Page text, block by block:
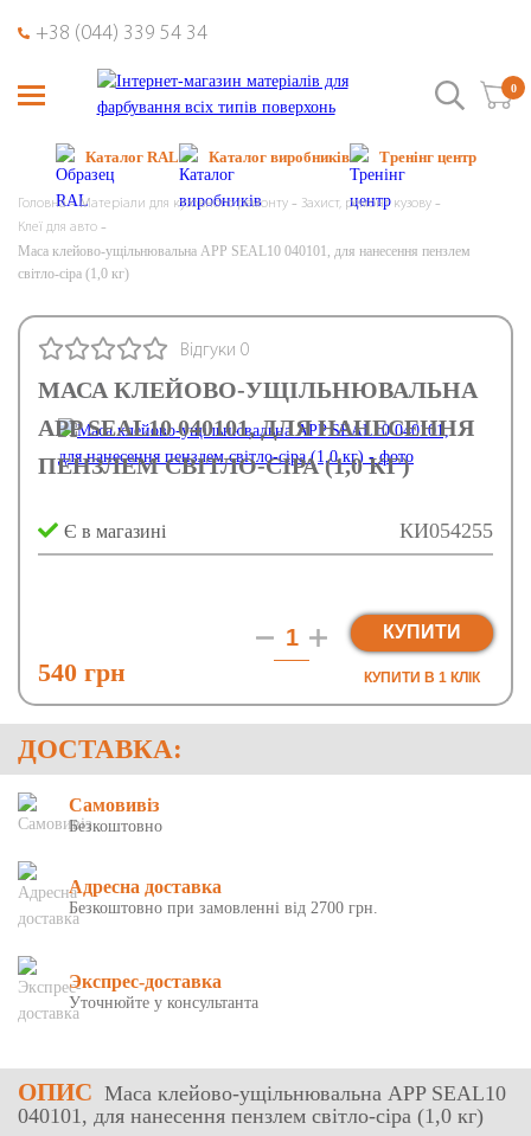
+38 (044) 339 54 34
0
Каталог RAL Каталог виробників Тренінг центр
Головна Матеріали для кузовного ремонту
Захист, ремонт кузову
Клеї для авто
Маса клейово-ущільнювальна APP SEAL10 040101, для нанесення пензлем
світло-сіра (1,0 кг)
МАСА КЛЕЙОВО-УЩІЛЬНЮВАЛЬНА
APP SEAL10 040101, ДЛЯ НАНЕСЕННЯ
ПЕНЗЛЕМ СВІТЛО-СІРА (1,0 КГ)
Відгуки 0
КИ054255
Є в магазині
540 грн
КУПИТИ
КУПИТИ В 1 КЛIК
ДОСТАВКА:
Самовивіз
Безкоштовно
Адресна доставка
Безкоштовно при замовленні від 2700 грн.
Экспрес-доставка
Уточнюйте у консультанта
ОПИС Маса клейово-ущільнювальна APP SEAL10
040101, для нанесення пензлем світло-сіра (1,0 кг)